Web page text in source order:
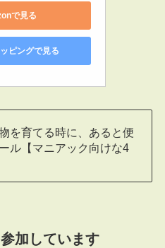
で見る
ピングで見る
を育てる時に、あると便
ル【マニアック向けな4
加しています